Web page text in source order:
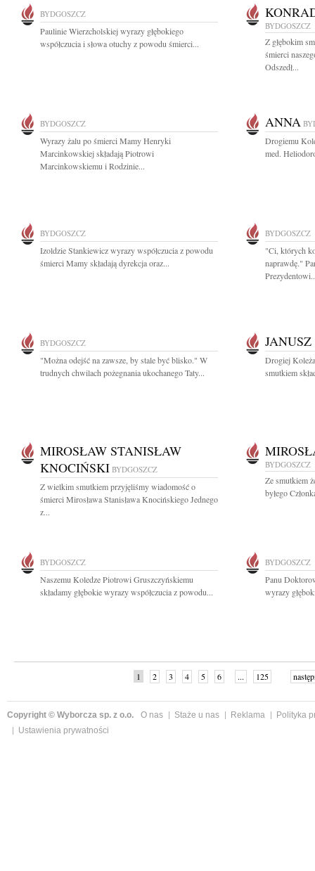
BYDGOSZCZ
Paulinie Wierzcholskiej wyrazy głębokiego
współczucia i słowa otuchy z powodu śmierci...
BYDGOSZCZ
Z głębokim
śmierci
Odszedł...
BYDGOSZCZ
Wyrazy żalu po śmierci Mamy Henryki
Marcinkowskiej składają Piotrowi
Marcinkowskiemu i Rodzinie...
ANNA
Drogiemu
med.
BYDGOSZCZ
Izoldzie Stankiewicz wyrazy współczucia z powodu
śmierci Mamy składają dyrekcja oraz...
BYDGOSZCZ
"Ci, których
naprawdę."
BYDGOSZCZ
"Można odejść na zawsze, by stale być blisko." W
trudnych chwilach pożegnania ukochanego Taty...
Drogiej
smutkiem
MIROSŁAW STANISŁAW
KNOCIŃSKI BYDGOSZCZ
Z wielkim smutkiem przyjęliśmy wiadomość o
śmierci Mirosława Stanisława Knocińskiego Jednego
z...
BYDGOSZCZ
Ze smutkiem
byłego
BYDGOSZCZ
Naszemu Koledze Piotrowi Gruszczyńskiemu
składamy głębokie wyrazy współczucia z powodu...
BYDGOSZCZ
Panu
wyrazy
1 2 3 4 5 6 ... 125
Copyright © Wyborcza sp. z o.o. O nas Staże u nas Reklama
Polityka
Ustawienia prywatności